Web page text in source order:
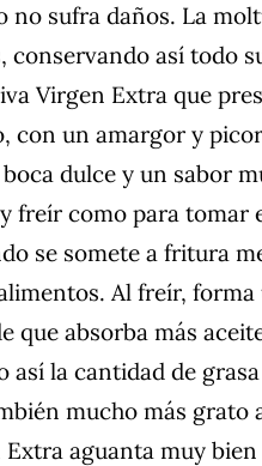
no sufra daños. La
conservando así todo
Virgen Extra que
con un amargor y
dulce y un sabor
freír como para tomar
se somete a fritura
Al freír,
que absorba más
así la cantidad de
mucho más grato
aguanta muy bien